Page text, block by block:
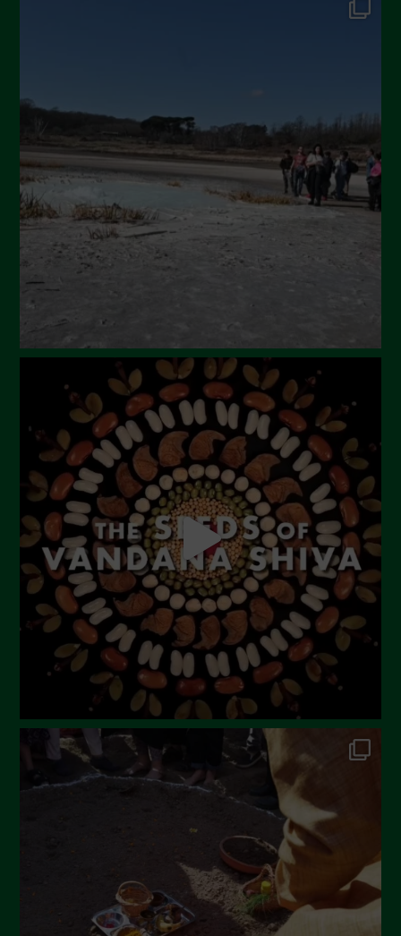
Settembre 2024
Luglio 2024
Maggio 2024
Aprile 2024
Marzo 2024
Febbraio 2024
Ottobre 2023
Settembre 2023
Agosto 2023
Luglio 2023
Giugno 2023
Maggio 2023
Aprile 2023
Marzo 2023
Febbraio 2023
Dicembre 2022
Novembre 2022
Ottobre 2022
Settembre 2022
Aprile 2022